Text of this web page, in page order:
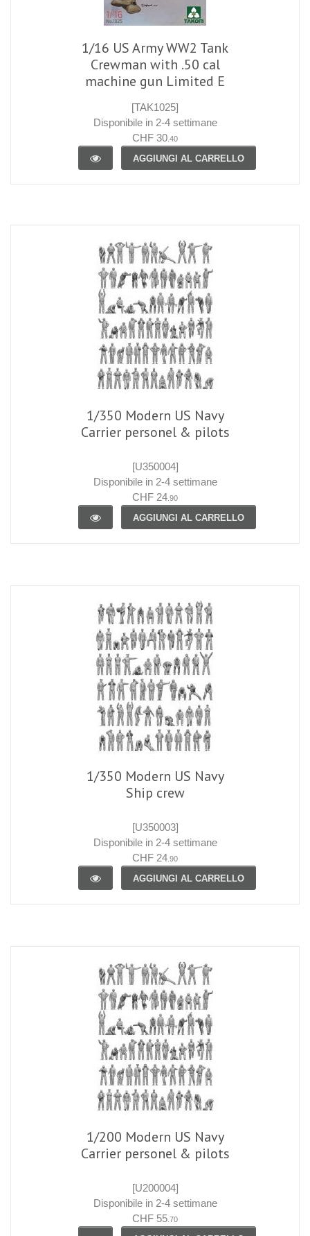
1/16 US Army WW2 Tank
Crewman with .50 cal
machine gun Limited E
[TAK1025]
Disponibile in 2-4 settimane
CHF 30 .40
AGGIUNGI AL CARRELLO
1/350 Modern US Navy
Carrier personel & pilots
[U350004]
Disponibile in 2-4 settimane
CHF 24 .90
AGGIUNGI AL CARRELLO
1/350 Modern US Navy
Ship crew
[U350003]
Disponibile in 2-4 settimane
CHF 24 .90
AGGIUNGI AL CARRELLO
1/200 Modern US Navy
Carrier personel & pilots
[U200004]
Disponibile in 2-4 settimane
CHF 55 .70